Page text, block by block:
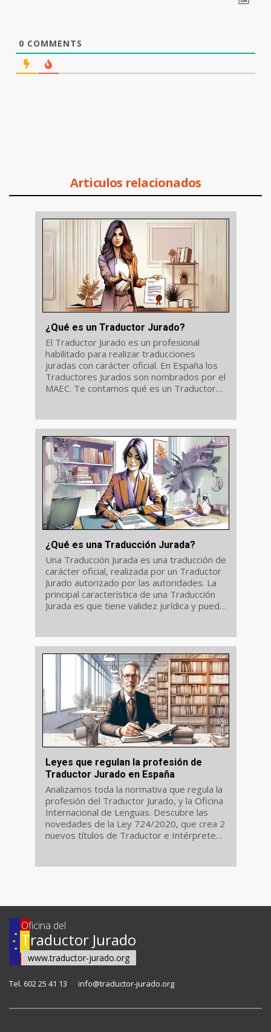
0 COMMENTS
Articulos relacionados
¿Qué es un Traductor Jurado?
El Traductor Jurado es un profesional
habilitado para realizar traducciones
juradas con carácter oficial. En España los
Traductores Jurados son nombrados por el
MAEC. Te contamos qué es un Traductor
cómo...
¿Qué es una Traducción Jurada?
Una Traducción Jurada es una traducción de
carácter oficial, realizada por un Traductor
Jurado autorizado por las autoridades. La
principal característica de una Traducción
Jurada es que tiene validez jurídica y puede
Leyes que regulan la profesión de
Traductor Jurado en España
Analizamos toda la normativa que regula la
profesión del Traductor Jurado, y la Oficina
Internacional de Lenguas. Descubre las
novedades de la Ley 724/2020, que crea 2
nuevos títulos de Traductor e Intérprete
Oficina del
Traductor Jurado
www.traductor-jurado.org
Tel. 602 25 41 13 info@traductor-jurado.org